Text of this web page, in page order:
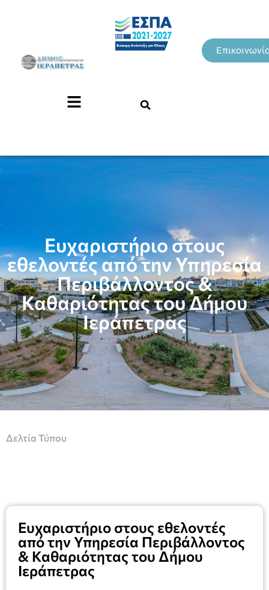
Ευχαριστήριο στους
εθελοντές από την Υπηρεσία
Περιβάλλοντος &
Καθαριότητας του Δήμου
Ιεράπετρας
Δελτία Τύπου
Ευχαριστήριο στους εθελοντές
από την Υπηρεσία Περιβάλλοντος
& Καθαριότητας του Δήμου
Ιεράπετρας